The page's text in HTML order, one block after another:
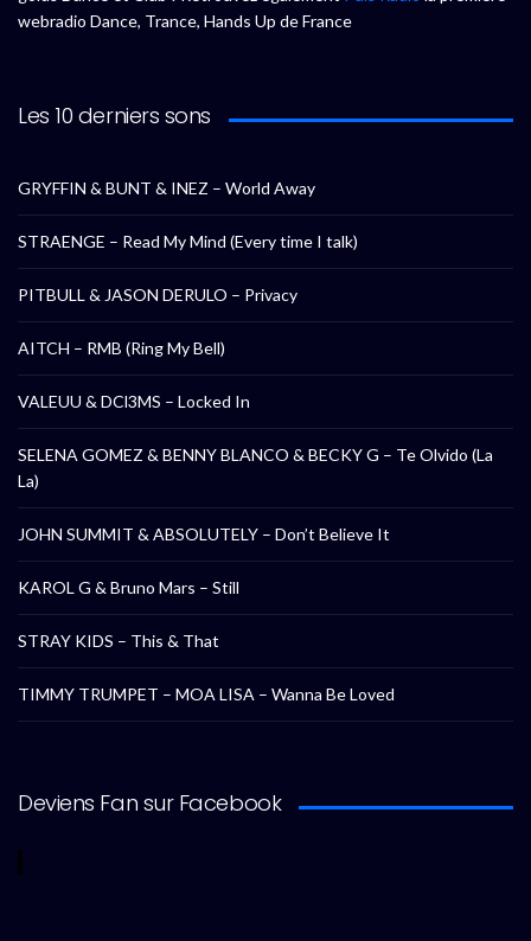
webradio Dance, Trance, Hands Up de France
Les 10 derniers sons
GRYFFIN & BUNT & INEZ – World Away
STRAENGE – Read My Mind (Every time I talk)
PITBULL & JASON DERULO – Privacy
AITCH – RMB (Ring My Bell)
VALEUU & DCl3MS – Locked In
SELENA GOMEZ & BENNY BLANCO & BECKY G – Te Olvido (La
La)
JOHN SUMMIT & ABSOLUTELY – Don’t Believe It
KAROL G & Bruno Mars – Still
STRAY KIDS – This & That
TIMMY TRUMPET – MOA LISA – Wanna Be Loved
Deviens Fan sur Facebook